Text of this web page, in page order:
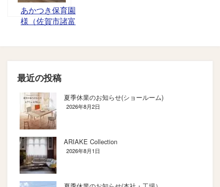
あかつき保育園
様（佐賀市諸富
最近の投稿
夏季休業のお知らせ(ショールーム)
2026年8月2日
ARIAKE Collection
2026年8月1日